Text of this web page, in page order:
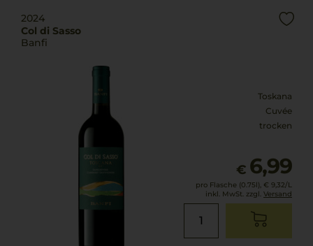
2024
Col di Sasso
Banfi
Toskana
Cuvée
trocken
€ 6,99
pro Flasche (0.75l), € 9,32/L
inkl. MwSt. zzgl. Versand